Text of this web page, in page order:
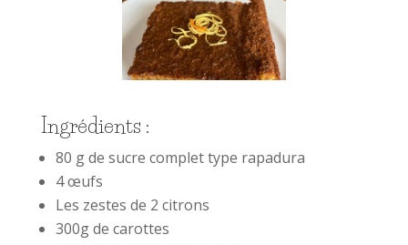
Ingrédients :
80 g de sucre complet type rapadura
4 œufs
Les zestes de 2 citrons
300g de carottes